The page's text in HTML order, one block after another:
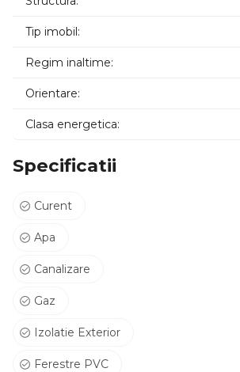
• Arena Regia Hotel & Spa
Un proiect potrivit pentru cei care își
investitori care urmăresc randamente
Tip imobil:
Regim inaltime:
Orientare:
Clasa energetica:
Specificatii
Curent
Apa
Canalizare
Gaz
Izolatie Exterior
Ferestre PVC